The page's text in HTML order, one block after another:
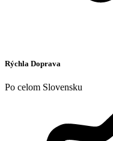
Rýchla Doprava
Po celom Slovensku